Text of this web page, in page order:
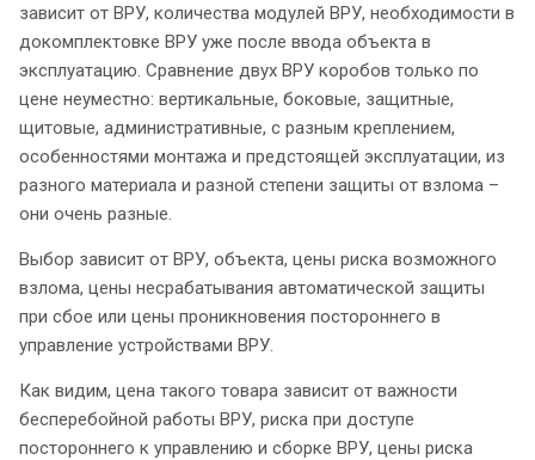
зависит от ВРУ, количества модулей ВРУ, необходимости в
докомплектовке ВРУ уже после ввода объекта в
эксплуатацию. Сравнение двух ВРУ коробов только по
цене неуместно: вертикальные, боковые, защитные,
щитовые, административные, с разным креплением,
особенностями монтажа и предстоящей эксплуатации, из
разного материала и разной степени защиты от взлома –
они очень разные.
Выбор зависит от ВРУ, объекта, цены риска возможного
взлома, цены несрабатывания автоматической защиты
при сбое или цены проникновения постороннего в
управление устройствами ВРУ.
Как видим, цена такого товара зависит от важности
бесперебойной работы ВРУ, риска при доступе
постороннего к управлению и сборке ВРУ, цены риска